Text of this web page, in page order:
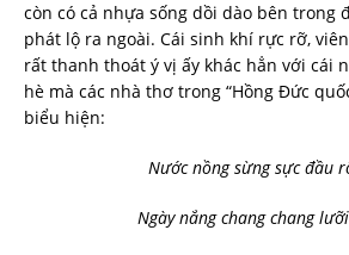
còn có cả nhựa sống dồi dào bên trong
phát lộ ra ngoài. Cái sinh khí rực rỡ,
rất thanh thoát ý vị ấy khác hẳn với cái
hè mà các nhà thơ trong “Hồng Đức
biểu hiện:
Nước nồng sừng sực đầu
Ngày nắng chang chang